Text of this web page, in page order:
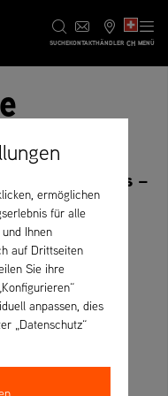
SUCHEKONTAKTHÄNDLER CH MENÜ
06580 Pégomas –
ermöglichen
für alle
Ihnen
auf Drittseiten
Sie ihre
anpassen, dies
„Datenschutz“